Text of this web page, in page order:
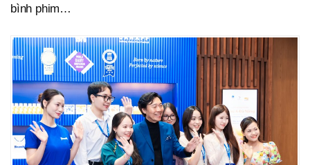
bình phim…